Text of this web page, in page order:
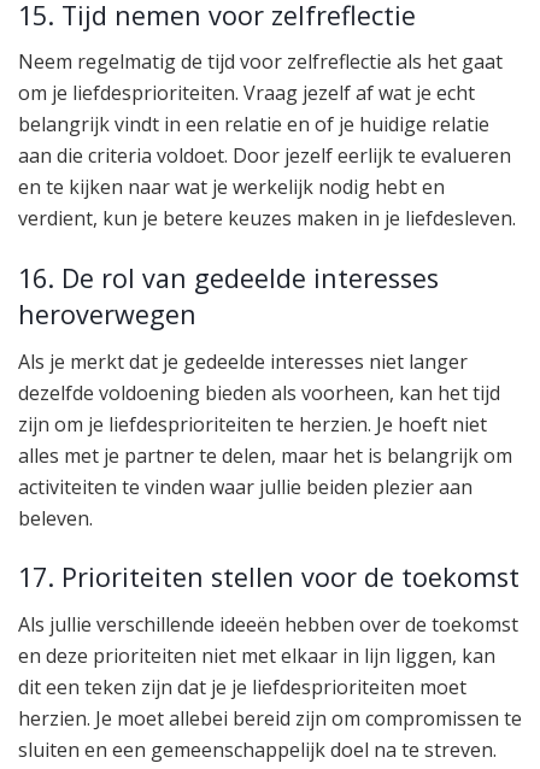
15. Tijd nemen voor zelfreflectie
Neem regelmatig de tijd voor zelfreflectie als het gaat
om je liefdesprioriteiten. Vraag jezelf af wat je echt
belangrijk vindt in een relatie en of je huidige relatie
aan die criteria voldoet. Door jezelf eerlijk te evalueren
en te kijken naar wat je werkelijk nodig hebt en
verdient, kun je betere keuzes maken in je liefdesleven.
16. De rol van gedeelde interesses
heroverwegen
Als je merkt dat je gedeelde interesses niet langer
dezelfde voldoening bieden als voorheen, kan het tijd
zijn om je liefdesprioriteiten te herzien. Je hoeft niet
alles met je partner te delen, maar het is belangrijk om
activiteiten te vinden waar jullie beiden plezier aan
beleven.
17. Prioriteiten stellen voor de toekomst
Als jullie verschillende ideeën hebben over de toekomst
en deze prioriteiten niet met elkaar in lijn liggen, kan
dit een teken zijn dat je je liefdesprioriteiten moet
herzien. Je moet allebei bereid zijn om compromissen te
sluiten en een gemeenschappelijk doel na te streven.